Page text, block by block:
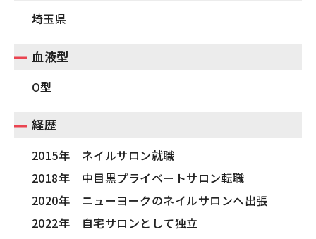
埼玉県
血液型
O型
経歴
2015年 ネイルサロン就職
2018年 中目黒プライベートサロン転職
2020年 ニューヨークのネイルサロンへ出張
2022年 自宅サロンとして独立